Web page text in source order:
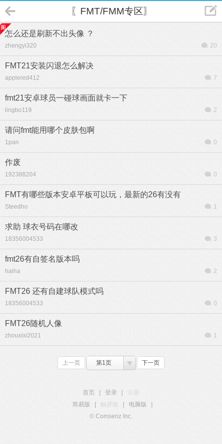
〖FMT/FMM专区〗
怎么还是刷新不出头像 ？
zhengyi320 20
FMT21安装闪退怎么解决
applered412 7
fmt21安卓球员一碰球画面就卡一下
lingbo119 2
请问fmt能用哪个皮肤包啊
1pan 0
作废
192388204 0
FMT有哪些版本安卓平板可以玩，最新的26有没有
Steedho 1
求助 球衣号码在哪改
18356004533 3
fmt26有自签名版本吗
haiha 2
FMT26 还有自建球队模式吗
18356004533 0
FMT26随机人像
zhouxixi2021 1
上一页 第1页 下一页
首页 登录
注册
简易版
触屏版 电脑版
© Comsenz Inc.